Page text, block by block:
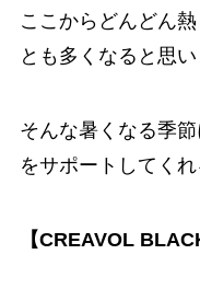
ここからどんどん
とも多くなると思い
そんな暑くなる季
をサポートしてく
【CREAVOL